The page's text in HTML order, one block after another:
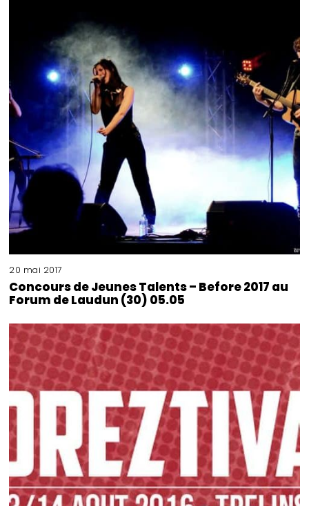
20 mai 2017
Concours de Jeunes Talents – Before 2017 au
Forum de Laudun (30) 05.05